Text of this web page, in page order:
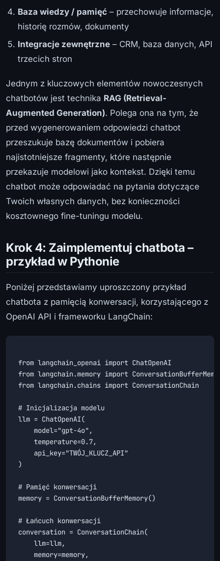
Baza wiedzy / pamięć – przechowuje informacje,
historię rozmów, dokumenty
Integracje zewnętrzne – CRM, baza danych, API
trzecich stron
Jednym z kluczowych elementów nowoczesnych
chatbotów jest technika RAG (Retrieval-
Augmented Generation). Polega ona na tym, że
przed wygenerowaniem odpowiedzi chatbot
przeszukuje bazę dokumentów i pobiera
najistotniejsze fragmenty, które następnie
przekazuje modelowi jako kontekst. Dzięki temu
chatbot może odpowiadać na pytania dotyczące
Twoich własnych danych, bez konieczności
kosztownego fine-tuningu modelu.
Krok 4: Zaimplementuj chatbota –
przykład w Pythonie
Poniżej przedstawiamy uproszczony przykład
chatbota z pamięcią konwersacji, korzystającego z
OpenAI API i frameworku LangChain:
from langchain_openai import ChatOpenAI
from langchain.memory import
from langchain.chains import ConversationChain
# Inicjalizacja modelu
llm = ChatOpenAI(
    model="gpt-4o",
    temperature=0.7,
    api_key="TWÓJ_KLUCZ_API"
)
# Pamięć konwersacji
memory = ConversationBufferMemory()
# Łańcuch konwersacji
conversation = ConversationChain(
    llm=llm,
    memory=memory,